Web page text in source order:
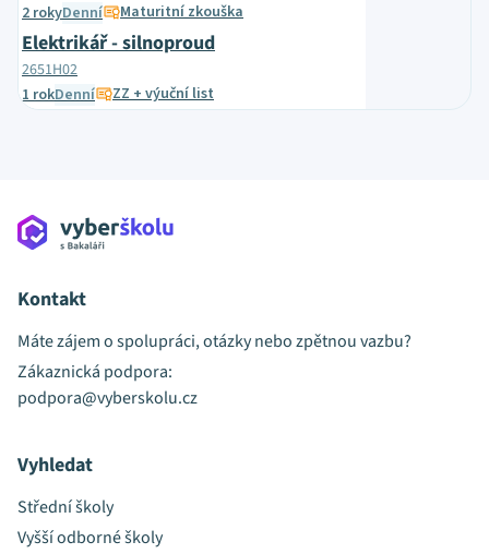
2 rokyDenní Maturitní zkouška
Elektrikář - silnoproud
2651H02
1 rokDenní ZZ + výuční list
Kontakt
Máte zájem o spolupráci, otázky nebo zpětnou vazbu?
Zákaznická podpora:
podpora@vyberskolu.cz
Vyhledat
Střední školy
Vyšší odborné školy